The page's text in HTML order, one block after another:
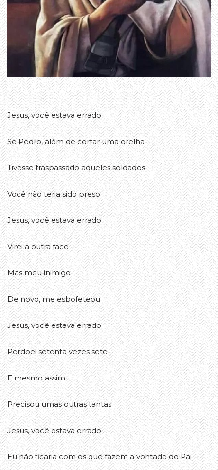
Jesus, você estava errado
Se Pedro, além de cortar uma orelha
Tivesse traspassado aqueles soldados
Você não teria sido preso
Jesus, você estava errado
Virei a outra face
Mas meu inimigo
De novo, me esbofeteou
Jesus, você estava errado
Perdoei setenta vezes sete
E mesmo assim
Precisou umas outras tantas
Jesus, você estava errado
Eu não ficaria com os que fazem a vontade do Pai